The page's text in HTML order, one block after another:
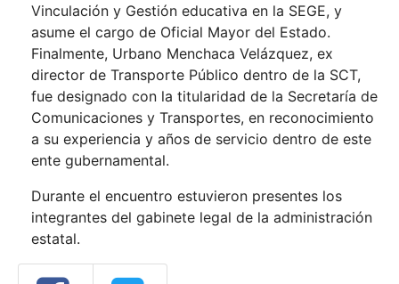
Vinculación y Gestión educativa en la SEGE, y
asume el cargo de Oficial Mayor del Estado.
Finalmente, Urbano Menchaca Velázquez, ex
director de Transporte Público dentro de la SCT,
fue designado con la titularidad de la Secretaría de
Comunicaciones y Transportes, en reconocimiento
a su experiencia y años de servicio dentro de este
ente gubernamental.
Durante el encuentro estuvieron presentes los
integrantes del gabinete legal de la administración
estatal.